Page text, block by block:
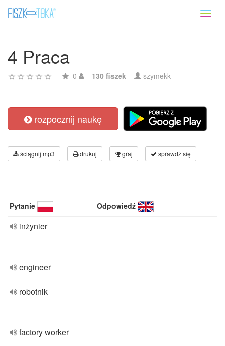
4 Praca
0 130 fiszek szymekk
rozpocznij naukę
ściągnij mp3 drukuj graj sprawdź się
Pytanie Odpowiedź
inżynier
engineer
robotnik
factory worker